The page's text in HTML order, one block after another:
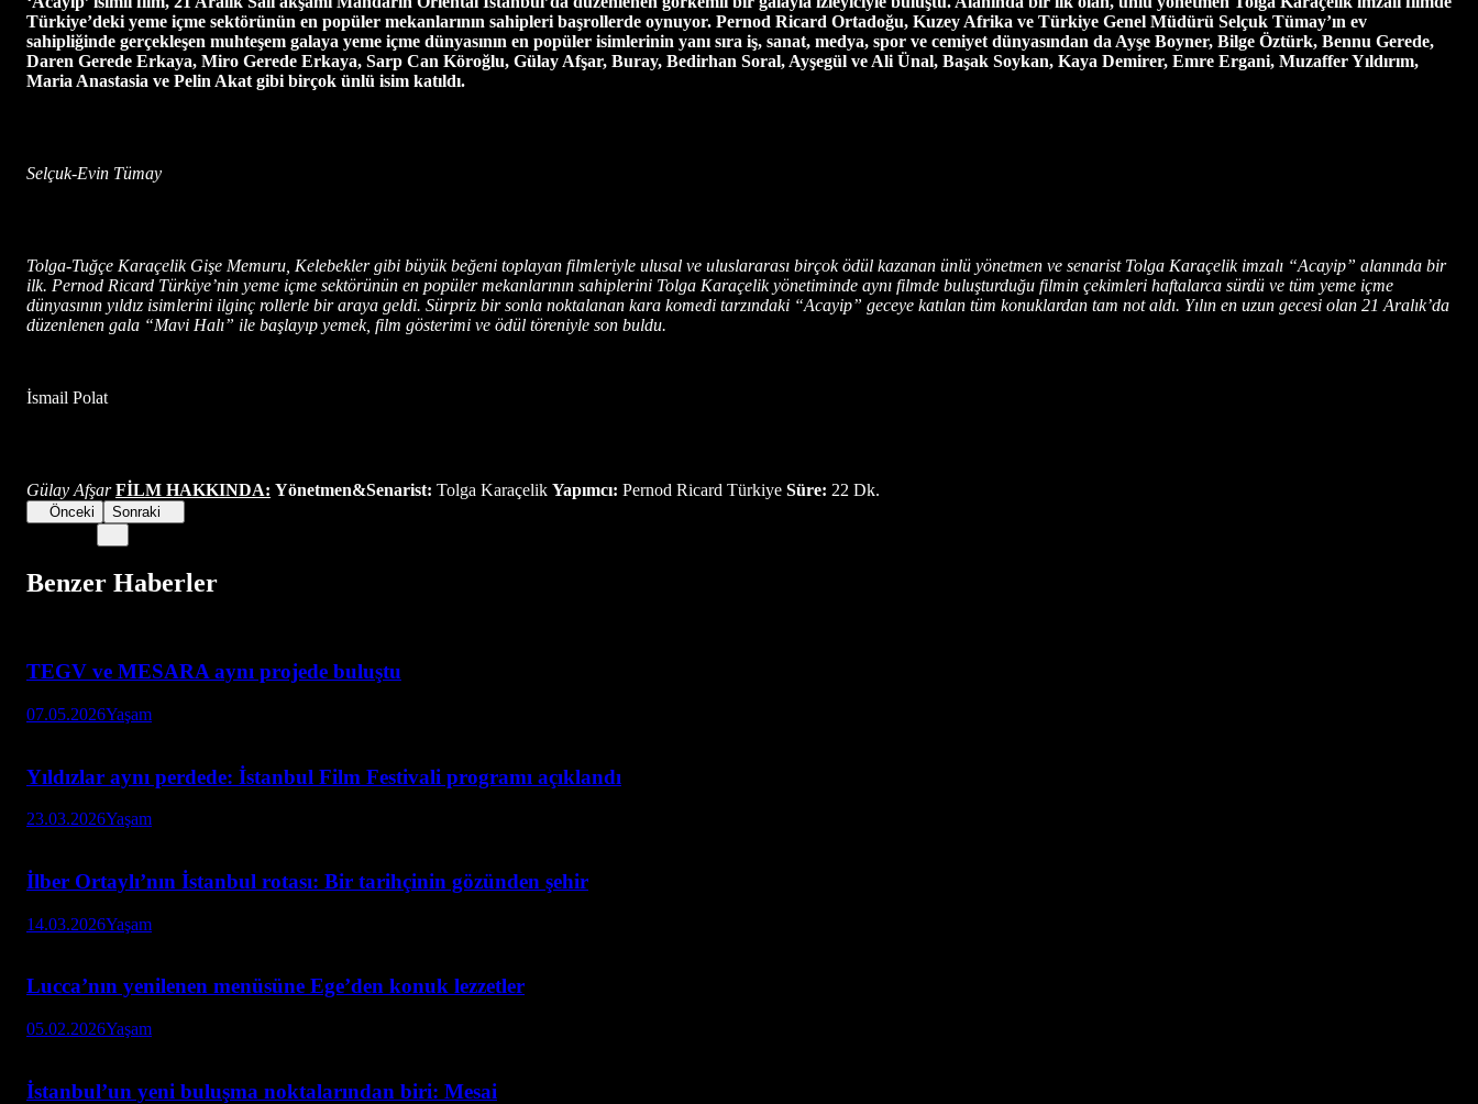
Türkiye’deki yeme içme sektörünün en popüler mekanlarının sahipleri başrollerde oynuyor. Pernod Ricard Ortadoğu, Kuzey Afrika ve Türkiye Genel Müdürü Selçuk Tümay’ın ev
sahipliğinde gerçekleşen muhteşem galaya yeme içme dünyasının en popüler isimlerinin yanı sıra iş, sanat, medya, spor ve cemiyet dünyasından da Ayşe Boyner, Bilge Öztürk, Bennu Gerede,
Daren Gerede Erkaya, Miro Gerede Erkaya, Sarp Can Köroğlu, Gülay Afşar, Buray, Bedirhan Soral, Ayşegül ve Ali Ünal, Başak Soykan, Kaya Demirer, Emre Ergani, Muzaffer Yıldırım,
Maria Anastasia ve Pelin Akat gibi birçok ünlü isim katıldı.
Selçuk-Evin Tümay
Tolga-Tuğçe Karaçelik Gişe Memuru, Kelebekler gibi büyük beğeni toplayan filmleriyle ulusal ve uluslararası birçok ödül kazanan ünlü yönetmen ve senarist Tolga Karaçelik imzalı “Acayip” alanında bir
ilk. Pernod Ricard Türkiye’nin yeme içme sektörünün en popüler mekanlarının sahiplerini Tolga Karaçelik yönetiminde aynı filmde buluşturduğu filmin çekimleri haftalarca sürdü ve tüm yeme içme
dünyasının yıldız isimlerini ilginç rollerle bir araya geldi. Sürpriz bir sonla noktalanan kara komedi tarzındaki “Acayip” geceye katılan tüm konuklardan tam not aldı. Yılın en uzun gecesi olan 21 Aralık’da
düzenlenen gala “Mavi Halı” ile başlayıp yemek, film gösterimi ve ödül töreniyle son buldu.
İsmail Polat
Gülay AfşarFİLM HAKKINDA: Yönetmen&Senarist: Tolga Karaçelik Yapımcı: Pernod Ricard Türkiye Süre: 22 Dk.
Önceki Sonraki
Benzer Haberler
TEGV ve MESARA aynı projede buluştu
07.05.2026Yaşam
Yıldızlar aynı perdede: İstanbul Film Festivali programı açıklandı
23.03.2026Yaşam
İlber Ortaylı’nın İstanbul rotası: Bir tarihçinin gözünden şehir
14.03.2026Yaşam
Lucca’nın yenilenen menüsüne Ege’den konuk lezzetler
05.02.2026Yaşam
İstanbul’un yeni buluşma noktalarından biri: Mesai